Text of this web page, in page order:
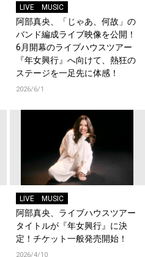
LIVE MUSIC
阿部真央、「じゃあ、何故」の
バンド編成ライブ映像を公開！
6月開幕のライブハウスツアー
『年女興行』へ向けて、熱狂の
ステージを一足先に体感！
2026/6/1
LIVE MUSIC
阿部真央、ライブハウスツアー
タイトルが『年女興行』に決
定！チケット一般発売開始！
2026/4/10